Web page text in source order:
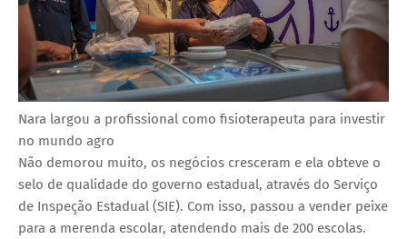
Nara largou a profissional como fisioterapeuta para investir
no mundo agro
Não demorou muito, os negócios cresceram e ela obteve o
selo de qualidade do governo estadual, através do Serviço
de Inspeção Estadual (SIE). Com isso, passou a vender peixe
para a merenda escolar, atendendo mais de 200 escolas.